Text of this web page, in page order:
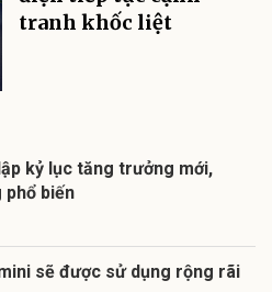
tranh khốc liệt
kỷ lục tăng trưởng mới,
phổ biến
sẽ được sử dụng rộng rãi